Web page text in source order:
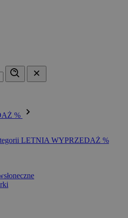
%
LETNIA WYPRZEDAŻ %